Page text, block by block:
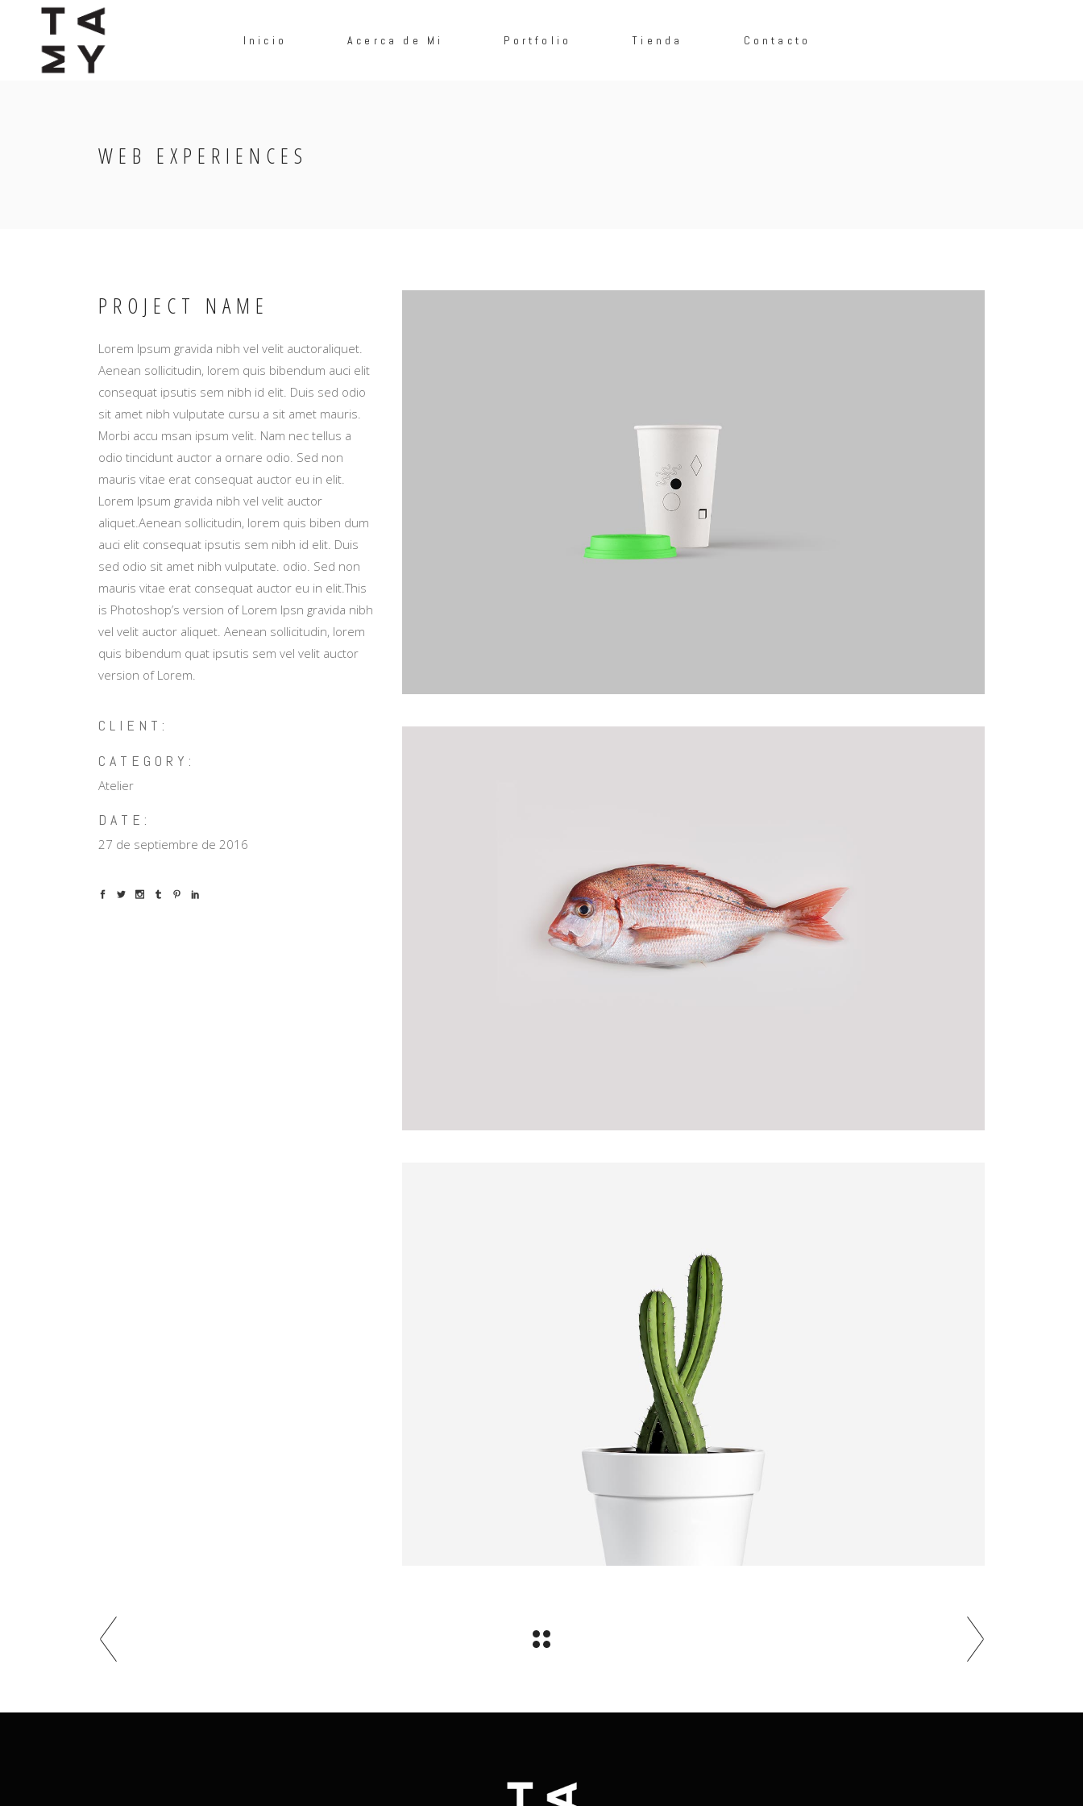
Inicio Acerca de Mi Portfolio Tienda Contacto
WEB EXPERIENCES
PROJECT NAME
Lorem Ipsum gravida nibh vel velit auctoraliquet.
Aenean sollicitudin, lorem quis bibendum auci elit
consequat ipsutis sem nibh id elit. Duis sed odio
sit amet nibh vulputate cursu a sit amet mauris.
Morbi accu msan ipsum velit. Nam nec tellus a
odio tincidunt auctor a ornare odio. Sed non
mauris vitae erat consequat auctor eu in elit.
Lorem Ipsum gravida nibh vel velit auctor
aliquet.Aenean sollicitudin, lorem quis biben dum
auci elit consequat ipsutis sem nibh id elit. Duis
sed odio sit amet nibh vulputate. odio. Sed non
mauris vitae erat consequat auctor eu in elit.This
is Photoshop’s version of Lorem Ipsn gravida nibh
vel velit auctor aliquet. Aenean sollicitudin, lorem
quis bibendum quat ipsutis sem vel velit auctor
version of Lorem.
CLIENT:
CATEGORY:
Atelier
DATE:
27 de septiembre de 2016